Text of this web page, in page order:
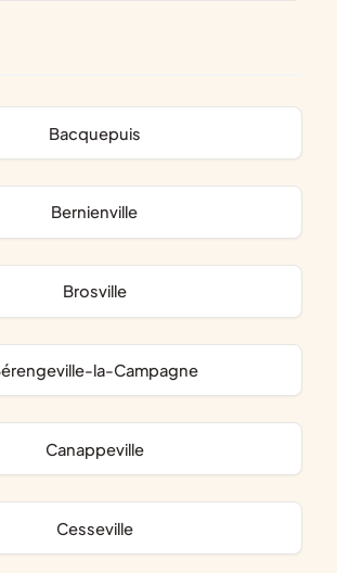
Bacquepuis
Bernienville
Brosville
Bérengeville-la-Campagne
Canappeville
Cesseville